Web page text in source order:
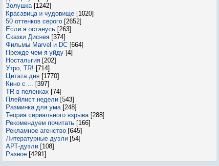
Золушка [1242]
Красавица и чудовище [1020]
50 оттенков серого [2652]
Если я останусь [263]
Сказки Диснея [374]
Фильмы Marvel и DC [664]
Прежде чем я уйду [4]
Ностальгия [202]
Утро, TR! [714]
Цитата дня [1770]
Кино с ... [397]
TR в пеленках [74]
Плейлист недели [543]
Разминка для ума [248]
Теория сериального взрыва [288]
Рекомендуем почитать [166]
Рекламное агенство [645]
Литературные дуэли [54]
АРТ-дуэли [108]
Разное [4291]